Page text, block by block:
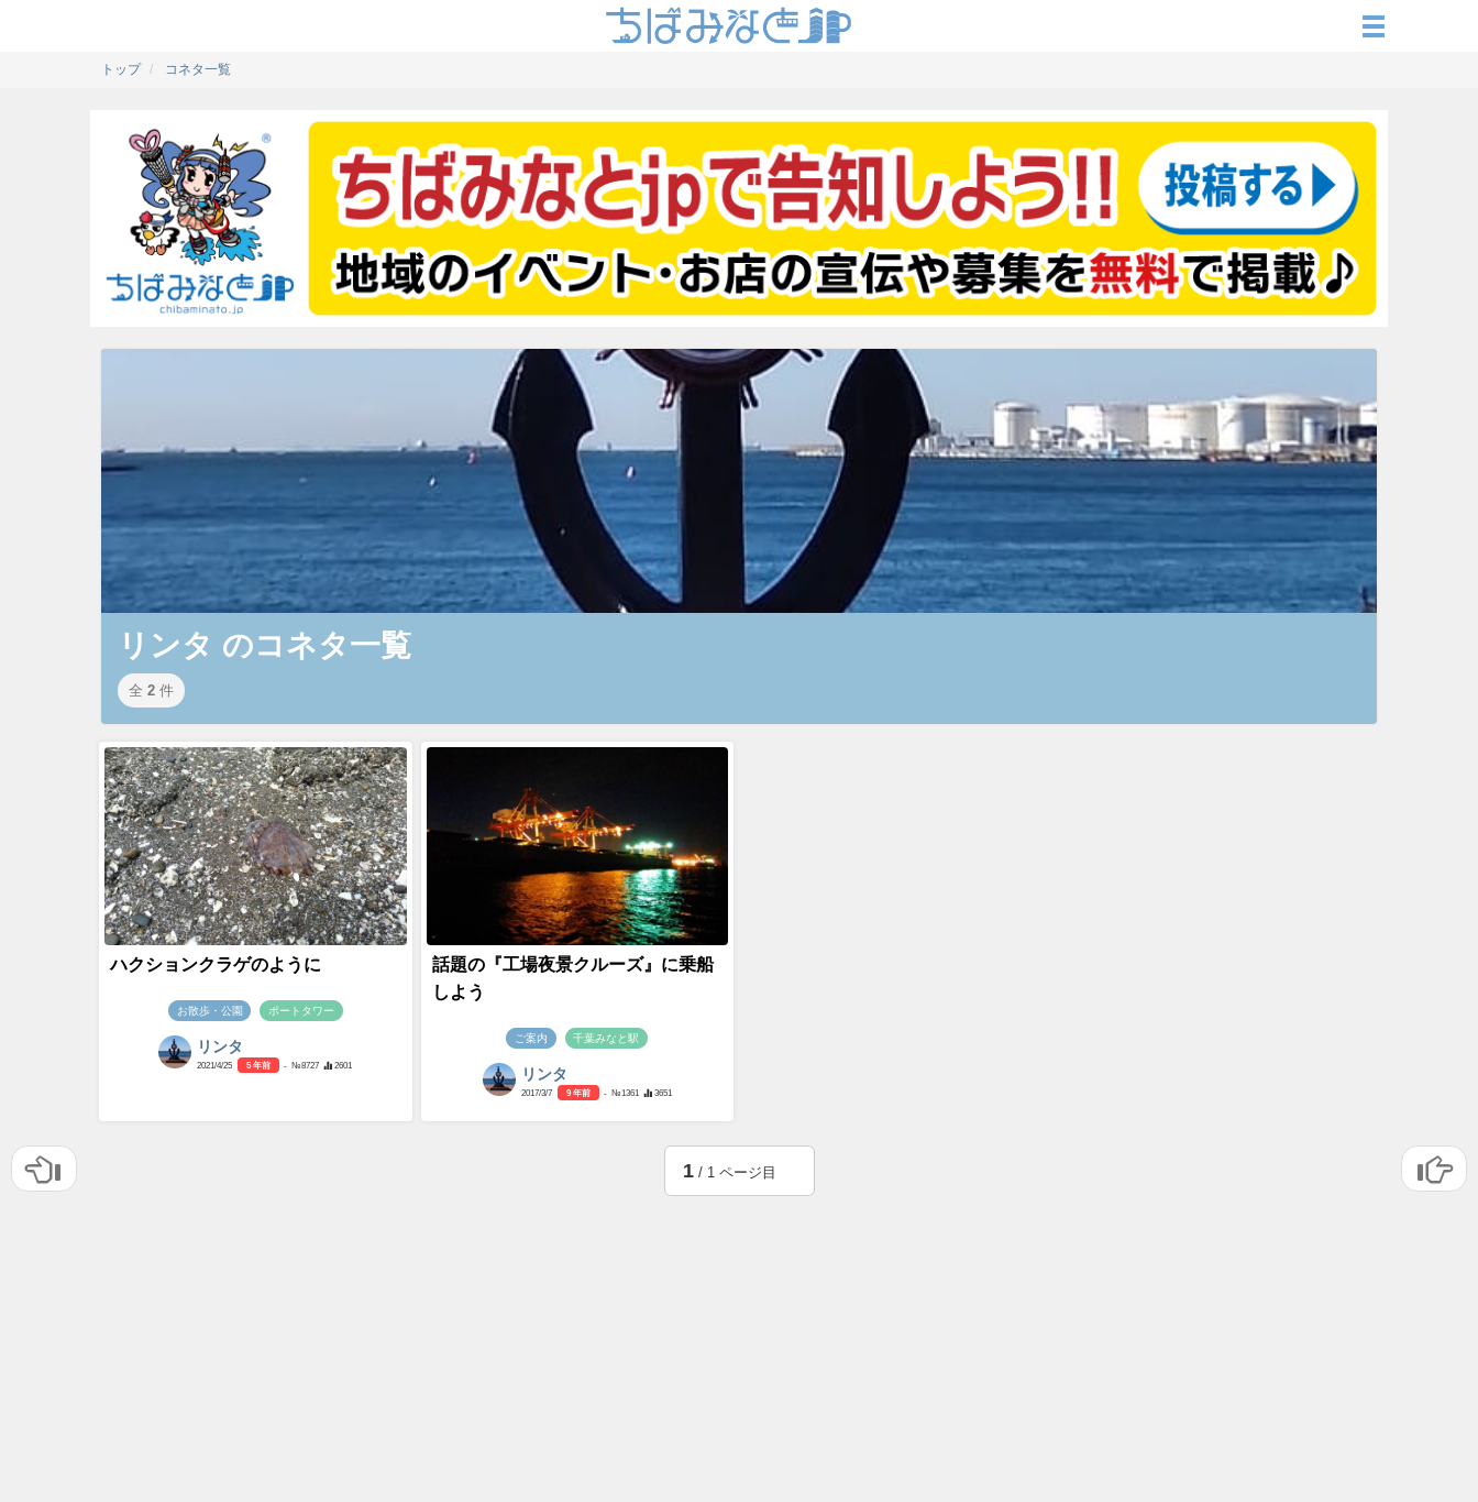
トップ コネタ一覧
リンタ のコネタ一覧
全 2 件
ハクションクラゲのように
お散歩・公園 ポートタワー
リンタ
2021/4/25 5 年前 - №8727 2601
話題の『工場夜景クルーズ』に乗船
しよう
ご案内 千葉みなと駅
リンタ
2017/3/7 9 年前 - №1361 3651
1/ 1 ページ目